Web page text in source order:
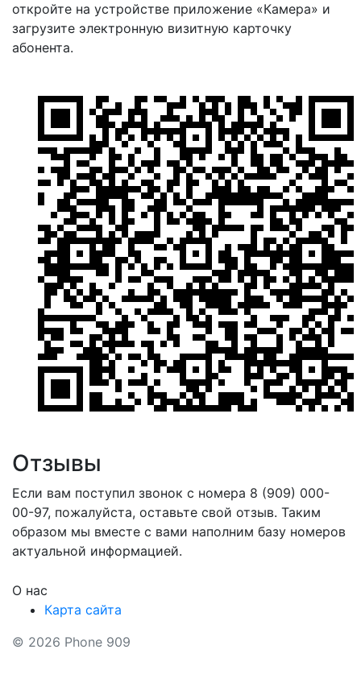
откройте на устройстве приложение «Камера» и
загрузите электронную визитную карточку
абонента.
Отзывы
Если вам поступил звонок с номера 8 (909) 000-
00-97, пожалуйста, оставьте свой отзыв. Таким
образом мы вместе с вами наполним базу номеров
актуальной информацией.
О нас
Карта сайта
© 2026 Phone 909